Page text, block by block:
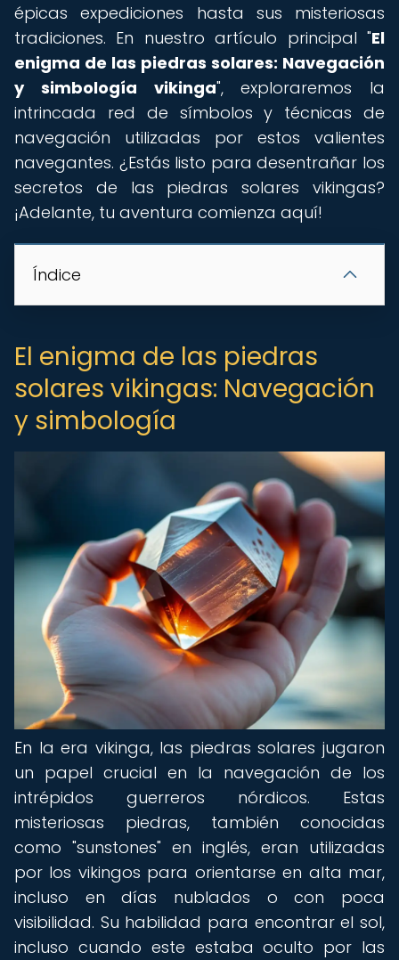
épicas expediciones hasta sus misteriosas
tradiciones. En nuestro artículo principal "El
enigma de las piedras solares: Navegación
y simbología vikinga", exploraremos la
intrincada red de símbolos y técnicas de
navegación utilizadas por estos valientes
navegantes. ¿Estás listo para desentrañar los
secretos de las piedras solares vikingas?
¡Adelante, tu aventura comienza aquí!
Índice
El enigma de las piedras
solares vikingas: Navegación
y simbología
En la era vikinga, las piedras solares jugaron
un papel crucial en la navegación de los
intrépidos guerreros nórdicos. Estas
misteriosas piedras, también conocidas
como "sunstones" en inglés, eran utilizadas
por los vikingos para orientarse en alta mar,
incluso en días nublados o con poca
visibilidad. Su habilidad para encontrar el sol,
incluso cuando este estaba oculto por las